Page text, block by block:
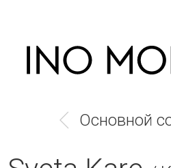
Основной